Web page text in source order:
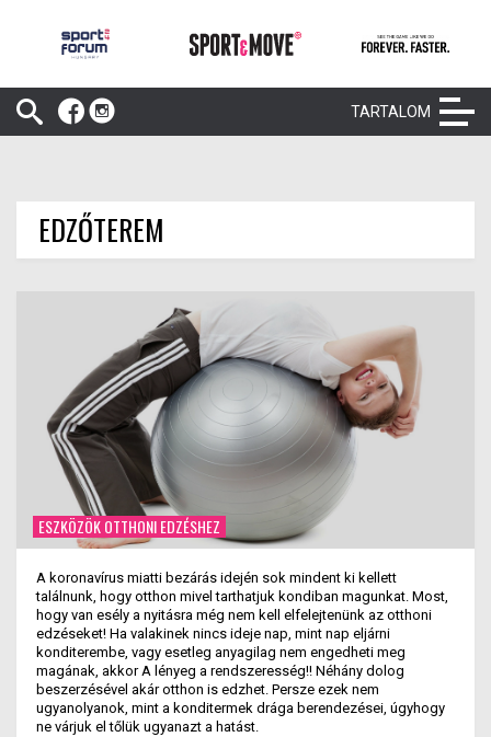
TARTALOM
EDZŐTEREM
ESZKÖZÖK OTTHONI EDZÉSHEZ
A koronavírus miatti bezárás idején sok mindent ki kellett
találnunk, hogy otthon mivel tarthatjuk kondiban magunkat. Most,
hogy van esély a nyitásra még nem kell elfelejtenünk az otthoni
edzéseket! Ha valakinek nincs ideje nap, mint nap eljárni
konditerembe, vagy esetleg anyagilag nem engedheti meg
magának, akkor A lényeg a rendszeresség!! Néhány dolog
beszerzésével akár otthon is edzhet. Persze ezek nem
ugyanolyanok, mint a konditermek drága berendezései, úgyhogy
ne várjuk el tőlük ugyanazt a hatást.